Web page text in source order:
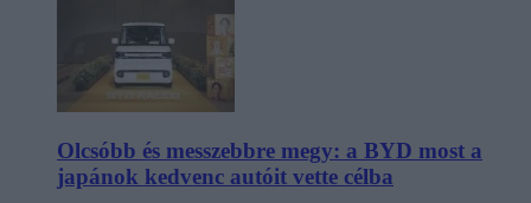
Olcsóbb és messzebbre megy: a BYD most a
japánok kedvenc autóit vette célba